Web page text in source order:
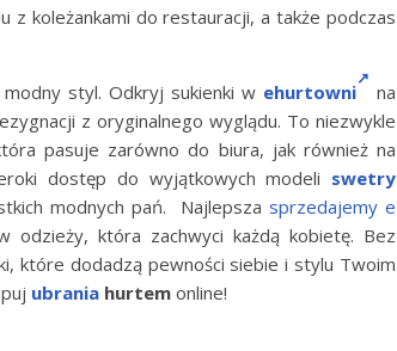
z koleżankami do restauracji, a także podczas
styl. Odkryj sukienki w ehurtowni
na
z oryginalnego wyglądu. To niezwykle
pasuje zarówno do biura, jak również na
dostęp do wyjątkowych modeli swetry
modnych pań. Najlepszasprzedajemy e
odzieży, która zachwyci każdą kobietę. Bez
które dodadzą pewności siebie i stylu Twoim
ubrania hurtem online!